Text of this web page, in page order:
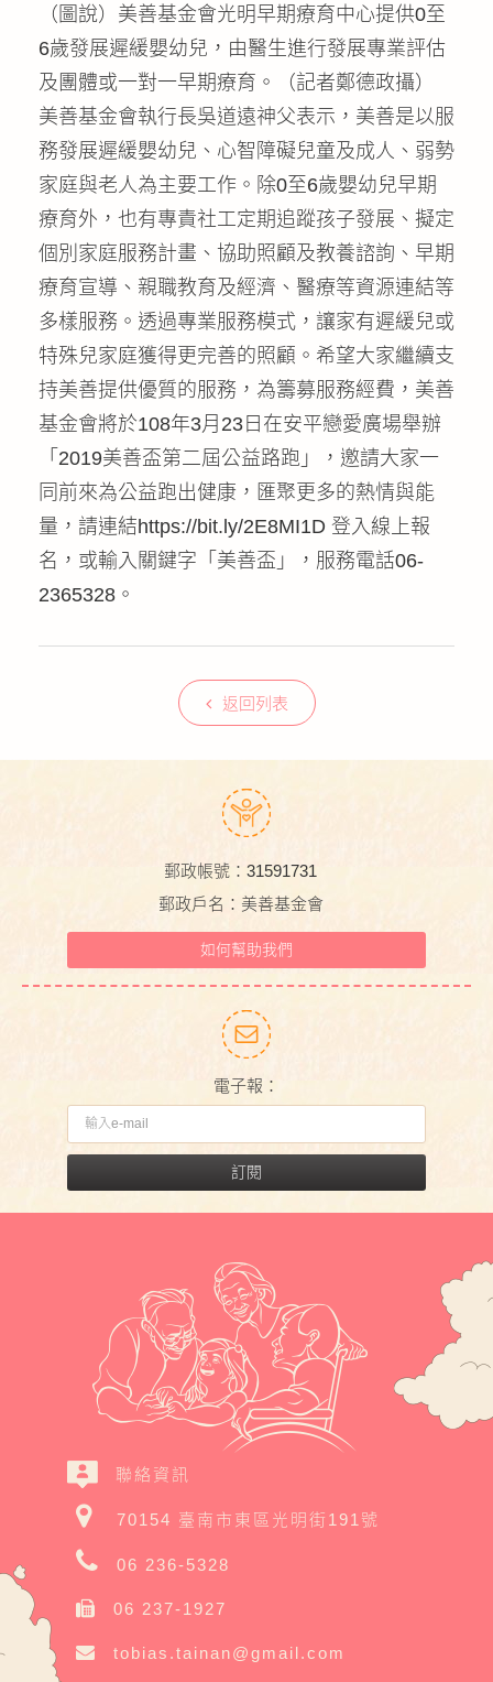
（圖說）美善基金會光明早期療育中心提供0至
6歲發展遲緩嬰幼兒，由醫生進行發展專業評估
及團體或一對一早期療育。（記者鄭德政攝）
美善基金會執行長吳道遠神父表示，美善是以服
務發展遲緩嬰幼兒、心智障礙兒童及成人、弱勢
家庭與老人為主要工作。除0至6歲嬰幼兒早期
療育外，也有專責社工定期追蹤孩子發展、擬定
個別家庭服務計畫、協助照顧及教養諮詢、早期
療育宣導、親職教育及經濟、醫療等資源連結等
多樣服務。透過專業服務模式，讓家有遲緩兒或
特殊兒家庭獲得更完善的照顧。希望大家繼續支
持美善提供優質的服務，為籌募服務經費，美善
基金會將於108年3月23日在安平戀愛廣場舉辦
「2019美善盃第二屆公益路跑」，邀請大家一
同前來為公益跑出健康，匯聚更多的熱情與能
量，請連結https://bit.ly/2E8MI1D 登入線上報
名，或輸入關鍵字「美善盃」，服務電話06-
2365328。
返回列表
郵政帳號：31591731
郵政戶名：美善基金會
如何幫助我們
電子報：
訂閱
聯絡資訊
70154 臺南市東區光明街191號
06 236-5328
06 237-1927
tobias.tainan@gmail.com